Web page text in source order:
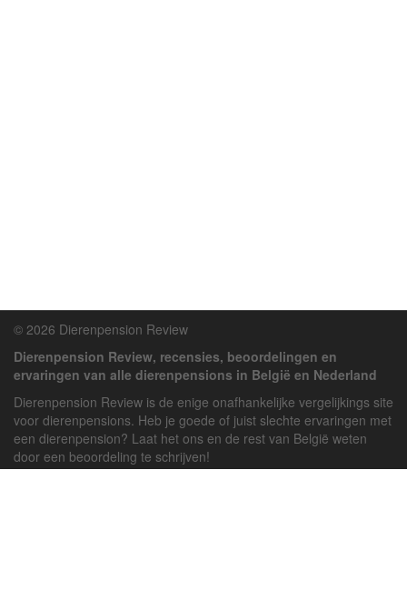
© 2026 Dierenpension Review
Dierenpension Review, recensies, beoordelingen en
ervaringen van alle dierenpensions in België en Nederland
Dierenpension Review is de enige onafhankelijke vergelijkings site
voor dierenpensions. Heb je goede of juist slechte ervaringen met
een dierenpension? Laat het ons en de rest van België weten
door een beoordeling te schrijven!